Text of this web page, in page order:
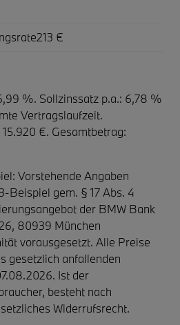
213 €
%. Sollzinssatz p.a.: 6,78 %
Vertragslaufzeit.
€. Gesamtbetrag:
Vorstehende Angaben
Beispiel gem. § 17 Abs. 4
der BMW Bank
80939 München
vorausgesetzt. Alle Preise
gesetzlich anfallenden
Ist der
besteht nach
Widerrufsrecht.